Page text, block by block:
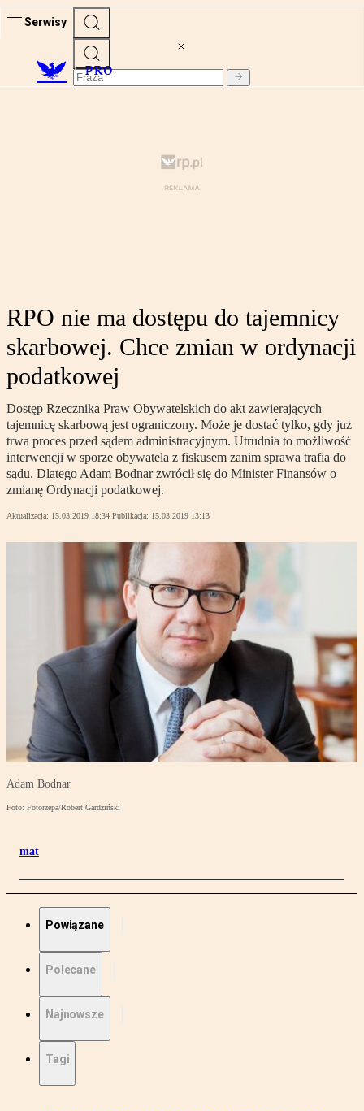
Serwisy
PRO
RPO nie ma dostępu do tajemnicy
skarbowej. Chce zmian w ordynacji
podatkowej
Dostęp Rzecznika Praw Obywatelskich do akt zawierających
tajemnicę skarbową jest ograniczony. Może je dostać tylko, gdy już
trwa proces przed sądem administracyjnym. Utrudnia to możliwość
interwencji w sporze obywatela z fiskusem zanim sprawa trafia do
sądu. Dlatego Adam Bodnar zwrócił się do Minister Finansów o
zmianę Ordynacji podatkowej.
Aktualizacja: 15.03.2019 18:34 Publikacja: 15.03.2019 13:13
Adam Bodnar
Foto: Fotorzepa/Robert Gardziński
mat
Powiązane
Polecane
Najnowsze
Tagi